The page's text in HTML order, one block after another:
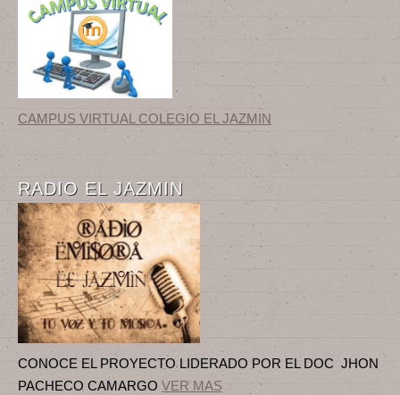
CAMPUS VIRTUAL COLEGIO EL JAZMIN
RADIO EL JAZMIN
CONOCE EL PROYECTO LIDERADO POR EL DOC JHON
PACHECO CAMARGO VER MAS